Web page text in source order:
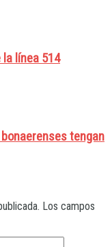
línea 514
tengan
Los campos